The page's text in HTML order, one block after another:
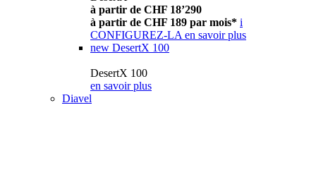
à partir de CHF 18’290
à partir de CHF 189 par mois* i
CONFIGUREZ-LA en savoir plus
new DesertX 100
DesertX 100
en savoir plus
Diavel